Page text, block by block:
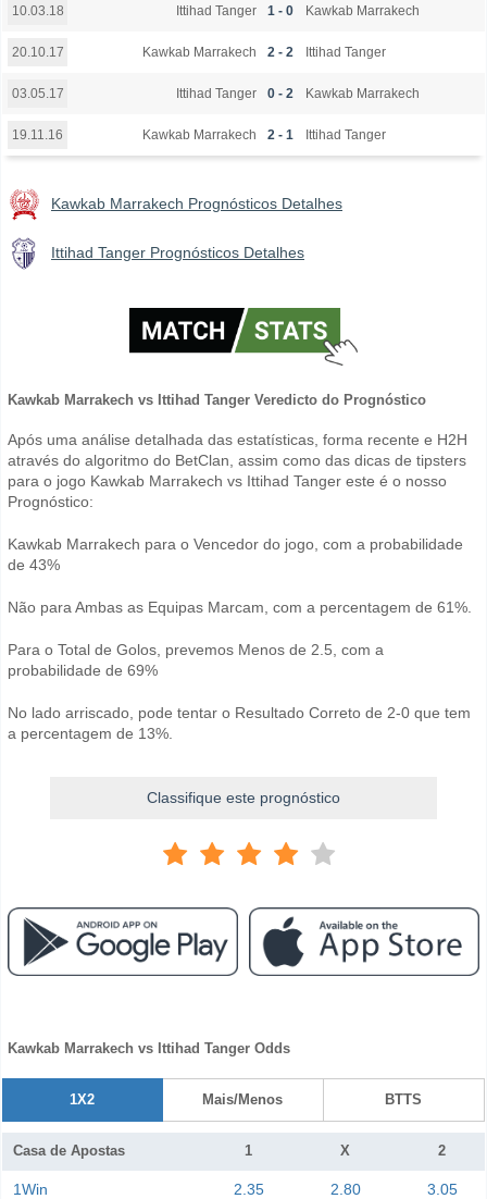
10.03.18 Ittihad Tanger 1 - 0 Kawkab Marrakech
20.10.17 Kawkab Marrakech 2 - 2 Ittihad Tanger
03.05.17 Ittihad Tanger 0 - 2 Kawkab Marrakech
19.11.16 Kawkab Marrakech 2 - 1 Ittihad Tanger
Kawkab Marrakech Prognósticos Detalhes
Ittihad Tanger Prognósticos Detalhes
Kawkab Marrakech vs Ittihad Tanger Veredicto do Prognóstico
Após uma análise detalhada das estatísticas, forma recente e H2H
através do algoritmo do BetClan, assim como das dicas de tipsters
para o jogo Kawkab Marrakech vs Ittihad Tanger este é o nosso
Prognóstico:
Kawkab Marrakech para o Vencedor do jogo, com a probabilidade
de 43%
Não para Ambas as Equipas Marcam, com a percentagem de 61%.
Para o Total de Golos, prevemos Menos de 2.5, com a
probabilidade de 69%
No lado arriscado, pode tentar o Resultado Correto de 2-0 que tem
a percentagem de 13%.
Classifique este prognóstico
Kawkab Marrakech vs Ittihad Tanger Odds
1X2 Mais/Menos BTTS
Casa de Apostas 1 X 2
1Win 2.35 2.80 3.05